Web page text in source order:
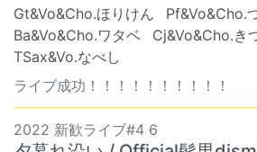
Gt&Vo&Cho.ほりけん
Pf&Vo&Cho.
Ba&Vo&Cho.ワタベ
Cj&Vo&Cho.き
TSax&Vo.なべし
ライブ成功！！！！！！！！！！
2022 新歓ライブ#4 6